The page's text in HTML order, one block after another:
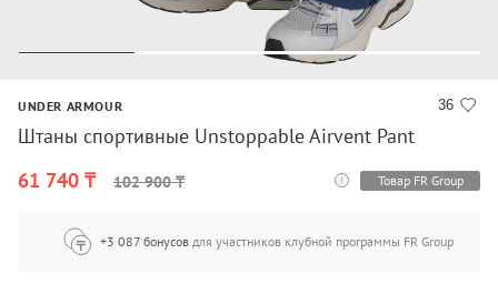
36
UNDER ARMOUR
Штаны спортивные Unstoppable Airvent Pant
61 740 ₸
102 900 ₸ Товар FR Group
+3 087 бонусов для участников клубной программы FR Group